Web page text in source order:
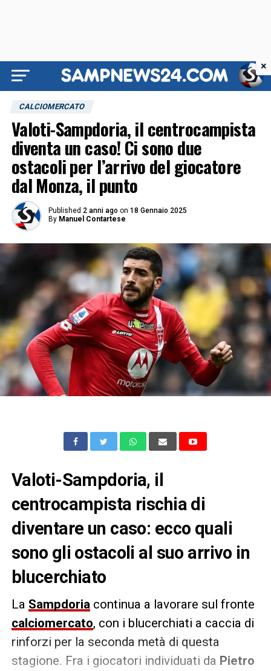
CALCIOMERCATO
Valoti-Sampdoria, il centrocampista
diventa un caso! Ci sono due
ostacoli per l’arrivo del giocatore
dal Monza, il punto
Published 2 anni ago on 18 Gennaio 2025
By Manuel Contartese
Valoti-Sampdoria, il
centrocampista rischia di
diventare un caso: ecco quali
sono gli ostacoli al suo arrivo in
blucerchiato
La Sampdoriacontinua a lavorare sul fronte
calciomercato, con i blucerchiati a caccia di
rinforzi per la seconda metà di questa
stagione. Fra i giocatori individuati da Pietro
×